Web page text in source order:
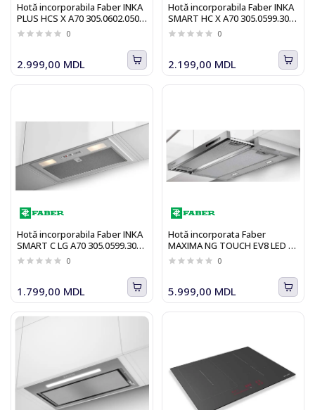
Hotă incorporabila Faber INKA
PLUS HCS X A70 305.0602.050,
580 m3/h, 70 cm, inox
0
2.999,00 MDL
Hotă incorporabila Faber INKA
SMART HC X A70 305.0599.308,
390 m3/h, clasa B, 70 cm, inox
0
2.199,00 MDL
Hotă incorporabila Faber INKA
SMART C LG A70 305.0599.306,
500 m3/h, clasa C, 70 cm
0
1.799,00 MDL
Hotă incorporata Faber
MAXIMA NG TOUCH EV8 LED X
A60 315.0635.146
0
5.999,00 MDL